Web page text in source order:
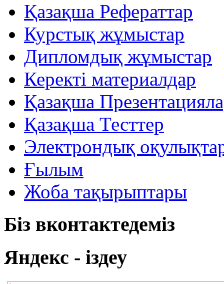
Қазақша Рефераттар
Курстық жұмыстар
Дипломдық жұмыстар
Керекті материалдар
Қазақша
Қазақша Тесттер
Электрондық
Ғылым
Жоба тақырыптары
Біз вконтактедеміз
Яндекс - іздеу